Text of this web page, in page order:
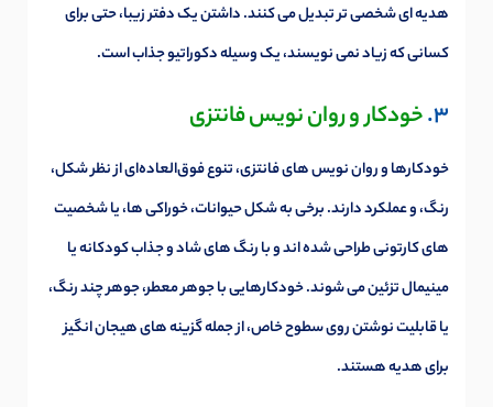
هدیه ای شخصی تر تبدیل می کنند. داشتن یک دفتر زیبا، حتی برای
کسانی که زیاد نمی نویسند، یک وسیله دکوراتیو جذاب است.
3. خودکار و روان نویس فانتزی
خودکارها و روان نویس های فانتزی، تنوع فوق‌العاده‌ای از نظر شکل،
رنگ، و عملکرد دارند. برخی به شکل حیوانات، خوراکی ها، یا شخصیت
های کارتونی طراحی شده اند و با رنگ های شاد و جذاب کودکانه یا
مینیمال تزئین می شوند. خودکارهایی با جوهر معطر، جوهر چند رنگ،
یا قابلیت نوشتن روی سطوح خاص، از جمله گزینه های هیجان انگیز
برای هدیه هستند.